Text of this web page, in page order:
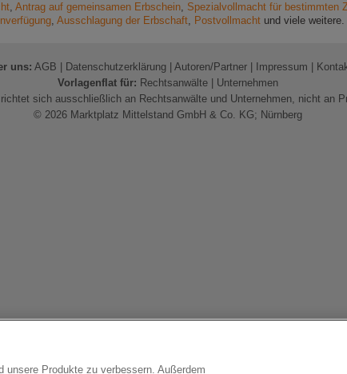
, Antrag auf gemeinsamen Erbschein, Spezialvollmacht für bestimmten
, Ausschlagung der Erbschaft, Postvollmacht und viele weitere.
uns: AGB Datenschutzerklärung| Autoren/Partner| Impressum
Vorlagenflat für: Rechtsanwälte
Unternehmen
sich ausschließlich an Rechtsanwälte und Unternehmen, nicht an
© 2026 Marktplatz Mittelstand GmbH & Co. KG; Nürnberg
Produkte zu verbessern. Außerdem